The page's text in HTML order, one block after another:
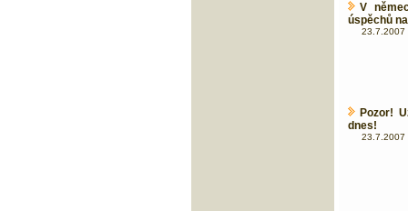
V
úspěchů
23.7.2007
Pozor!
dnes!
23.7.2007